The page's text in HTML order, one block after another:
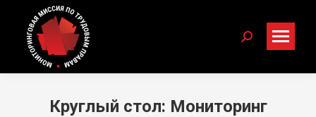
Search:
Круглый стол: Мониторинг